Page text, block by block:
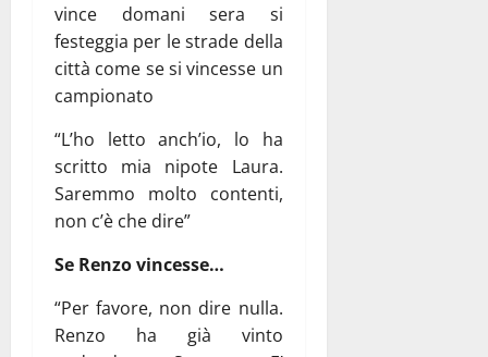
vince domani sera si
festeggia per le strade della
città come se si vincesse un
campionato
“L’ho letto anch’io, lo ha
scritto mia nipote Laura.
Saremmo molto contenti,
non c’è che dire”
Se Renzo vincesse…
“Per favore, non dire nulla.
Renzo ha già vinto